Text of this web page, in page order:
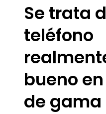
Se trata
teléfono
bueno
de gama